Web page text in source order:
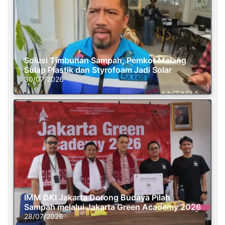
Solusi Timbunan Sampah, Pemkot Malang
Sulap Plastik dan Styrofoam Jadi Solar
30/07/2026
IMM DKI Jakarta Dorong Budaya Pilah
Sampah melalui Jakarta Green Academy 2026
28/07/2026